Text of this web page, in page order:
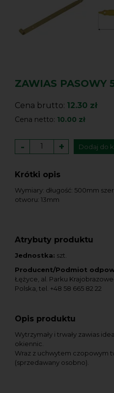
ZAWIAS PASOWY
Cena brutto: 12.30 zł
Cena netto: 10.00 zł
- + Dodaj do
Krótki opis
Wymiary: długość: 500mm
otworu: 13mm
Atrybuty produktu
Jednostka: szt.
Producent/Podmiot
Łężyce, al. Parku
Polska, tel. +48 58 665 82 22
Opis produktu
Wytrzymały i trwały zawias
okiennic.
Wraz z uchwytem czopowym
(sprzedawany osobno).